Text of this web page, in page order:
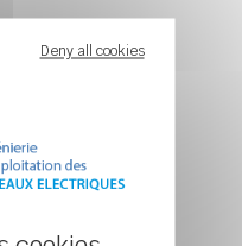
Deny all cookies